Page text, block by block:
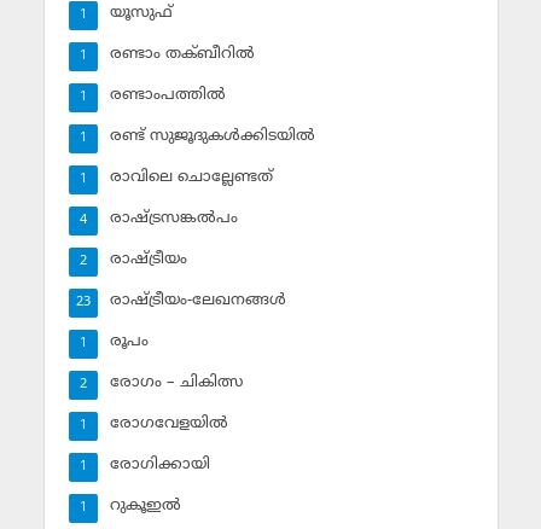
യൂസുഫ്‌
1
രണ്ടാം തക്ബീറില്‍
1
രണ്ടാംപത്തില്‍
1
രണ്ട് സുജൂദുകള്‍ക്കിടയില്‍
1
രാവിലെ ചൊല്ലേണ്ടത്
1
രാഷ്ട്രസങ്കല്‍പം
4
രാഷ്ട്രീയം
2
രാഷ്ട്രീയം-ലേഖനങ്ങള്‍
23
രൂപം
1
രോഗം – ചികിത്സ
2
രോഗവേളയില്‍
1
രോഗിക്കായി
1
റുകൂഇല്‍
1